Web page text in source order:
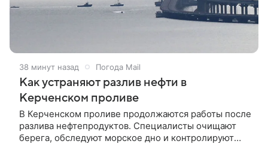
38 минут назад Погода Mail
Как устраняют разлив нефти в
Керченском проливе
В Керченском проливе продолжаются работы после
разлива нефтепродуктов. Специалисты очищают
берега, обследуют морское дно и контролируют